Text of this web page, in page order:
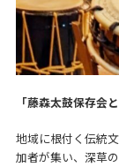
「藤森太鼓保存会
地域に根付く伝統
加者が集い、深草